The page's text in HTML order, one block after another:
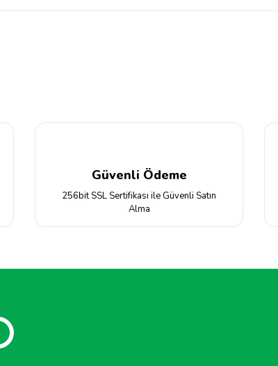
Güvenli Ödeme
256bit SSL Sertifikası ile Güvenli Satın
Alma